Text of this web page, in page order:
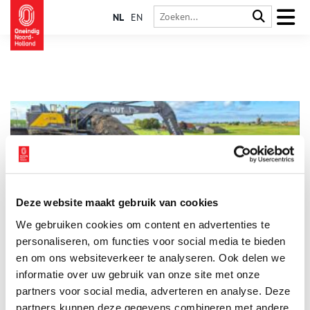
Deze website maakt gebruik van cookies
We gebruiken cookies om content en advertenties te
personaliseren, om functies voor social media te bieden
en om ons websiteverkeer te analyseren. Ook delen we
informatie over uw gebruik van onze site met onze
partners voor social media, adverteren en analyse. Deze
partners kunnen deze gegevens combineren met andere
NL EN
Bij het verdronken dorp Ethersheim groef men in 2023
profielsleuven in de dijk: doorsnedes dwars door de dijk heen.
Dit had een bijzondere vondst tot gevolg: een middeleeuwse
sluis. “Hét bewijs dat we al eeuwenlang inventief bezig zijn
met waterbeheer,” aldus Jan-Willem Oudhof, die het
archeologisch onderzoek leidt namens de Alliantie
Markermeerdijken. In 2023 was echter al bekend dat dit